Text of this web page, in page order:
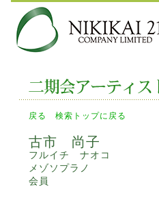
戻る 検索トップに戻る
古市 尚子
フルイチ ナオコ
メゾソプラノ
会員